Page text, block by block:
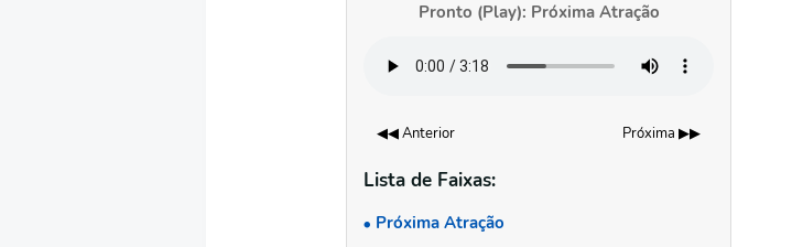
Pronto (Play): Próxima Atração
◀◀ Anterior Próxima ▶▶
Lista de Faixas:
Próxima Atração